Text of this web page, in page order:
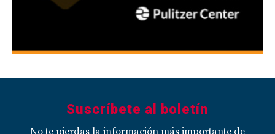
Suscríbete al boletín